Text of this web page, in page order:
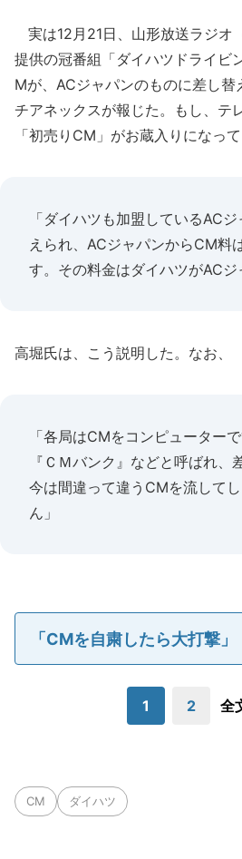
実は12月21日、山形放送ラジオ
提供の冠番組「ダイハツドライビ
Mが、ACジャパンのものに差し替
チアネックスが報じた。もし、テ
「初売りCM」がお蔵入りになっ
「ダイハツも加盟しているAC
えられ、ACジャパンからCM料
す。その料金はダイハツがACジ
高堀氏は、こう説明した。なお、
「各局はCMをコンピューター
『ＣＭバンク』などと呼ばれ、
今は間違って違うCMを流して
ん」
「CMを自粛したら大打撃」
1 2 全
CM ダイハツ